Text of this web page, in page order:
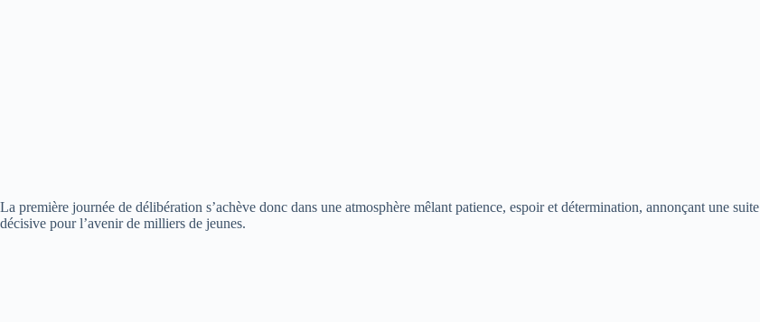
La première journée de délibération s’achève donc dans une atmosphère mêlant patience, espoir et détermination, annonçant une suite
décisive pour l’avenir de milliers de jeunes.